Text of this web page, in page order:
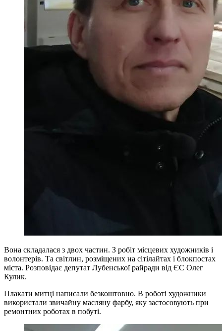
Вона складалася з двох частин. З робіт місцевих художників і
волонтерів. Та світлин, розміщених на сітілайтах і блокпостах
міста. Розповідає депутат Лубенської райради від ЄС Олег
Кулик.
Плакати митці написали безкоштовно. В роботі художники
використали звичайну масляну фарбу, яку застосовують при
ремонтних роботах в побуті.